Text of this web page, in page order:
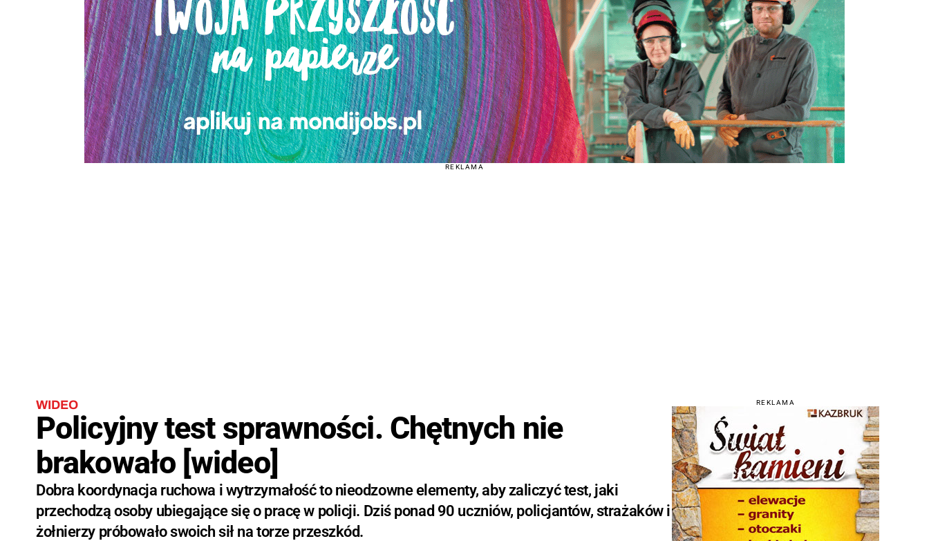
REKLAMA
WIDEO
Policyjny test sprawności. Chętnych nie
brakowało [wideo]
Dobra koordynacja ruchowa i wytrzymałość to nieodzowne elementy, aby zaliczyć test, jaki
przechodzą osoby ubiegające się o pracę w policji. Dziś ponad 90 uczniów, policjantów, strażaków i
żołnierzy próbowało swoich sił na torze przeszkód.
REKLAMA